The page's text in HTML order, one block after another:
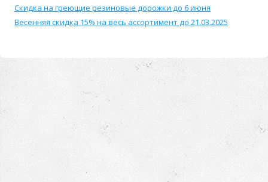
Скидка на греющие резиновые дорожки до 6 июня
Весенняя скидка 15% на весь ассортимент до 21.03.2025